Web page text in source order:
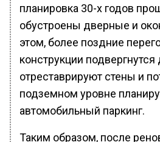
планировка 30-х годов
обустроены дверные и
этом, более поздние
конструкции
отреставрируют стены и
подземном уровне
автомобильный паркинг.
Таким образом, после